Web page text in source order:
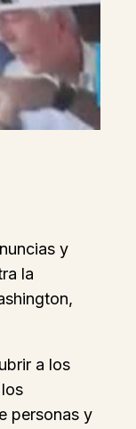
y
la
a los
personas y